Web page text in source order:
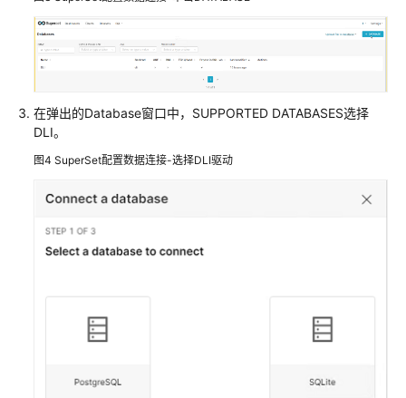
使
账
单
消
数
在弹出的Database窗口中，SUPPORTED DATABASES选择
DLI。
图4 SuperSet配置数据连接-选择DLI驱动